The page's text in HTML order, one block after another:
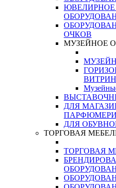
ЮВЕЛИРНОЕ
ОЧКОВ
МУЗЕЙНОЕ
ДЛЯ
ДЛЯ
ТОРГОВАЯ
ТОРГОВАЯ